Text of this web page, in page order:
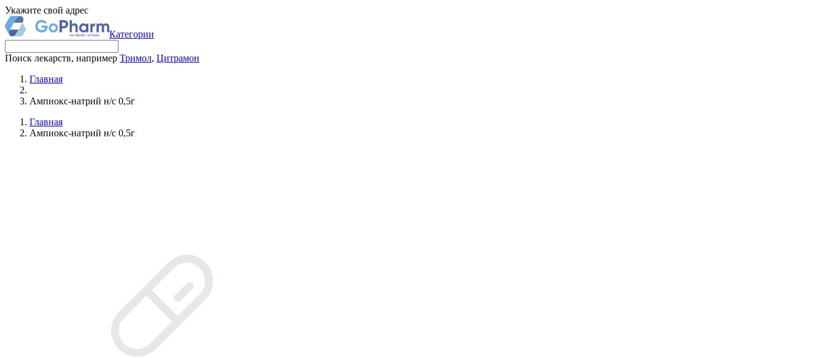
Укажите свой адрес
Категории
Поиск лекарств, например Тримол, Цитрамон
Главная
Ампиокс-натрий н/с 0,5г
Главная
Ампиокс-натрий н/с 0,5г